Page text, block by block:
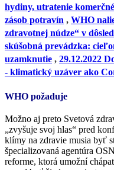
hydiny, utratenie
zásob potravín , WHO
zdravotnej núdze“ v
skúšobná prevádzka:
uzamknutie , 29.12.2022
- klimatický uzáver ako
WHO požaduje
Možno aj preto Svetová
„zvyšuje svoj hlas“ pred
klímy na zdravie musia byť
špecializovaná agentúra
reforme, ktorá umožní